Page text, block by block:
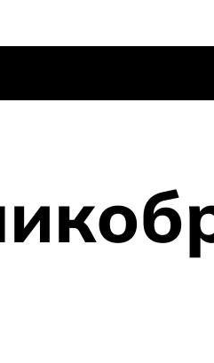
Регистрация
https://t.me/
Вход